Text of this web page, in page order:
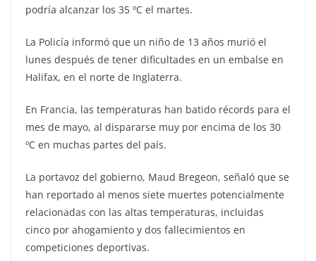
podría alcanzar los 35 ºC el martes.
La Policía informó que un niño de 13 años murió el
lunes después de tener dificultades en un embalse en
Halifax, en el norte de Inglaterra.
En Francia, las temperaturas han batido récords para el
mes de mayo, al dispararse muy por encima de los 30
ºC en muchas partes del país.
La portavoz del gobierno, Maud Bregeon, señaló que se
han reportado al menos siete muertes potencialmente
relacionadas con las altas temperaturas, incluidas
cinco por ahogamiento y dos fallecimientos en
competiciones deportivas.